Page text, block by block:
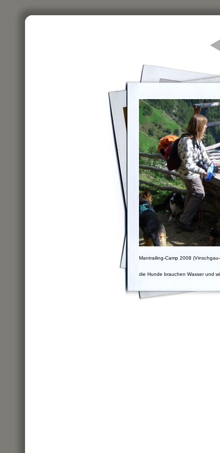
Mantrailing-Camp 2008
die Hunde brauchen Wasser und